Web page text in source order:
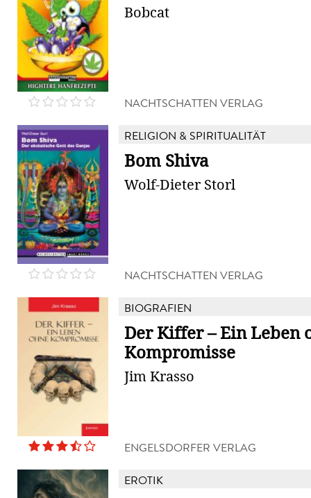
Bobcat
NACHTSCHATTEN VERLAG
RELIGION & SPIRITUALITÄT
Bom Shiva
Wolf-Dieter Storl
NACHTSCHATTEN VERLAG
BIOGRAFIEN
Der Kiffer – Ein Leben
Kompromisse
Jim Krasso
ENGELSDORFER VERLAG
EROTIK